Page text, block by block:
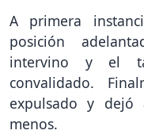
A primera
posición
intervino y el
convalidado.
expulsado y dejó
menos.